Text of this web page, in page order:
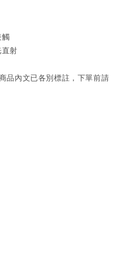
觸
射
品內文已各別標註，下單前請